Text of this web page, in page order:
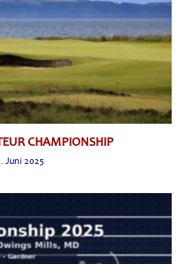
CHAMPIONSHIP
Juni 2025